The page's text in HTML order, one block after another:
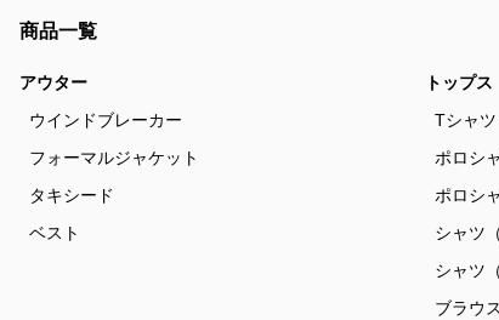
商品一覧
アウター
ウインドブレーカー
フォーマルジャケット
タキシード
ベスト
トップス
Tシャ
ポロシ
ポロシ
シャツ
シャツ
ブラウ